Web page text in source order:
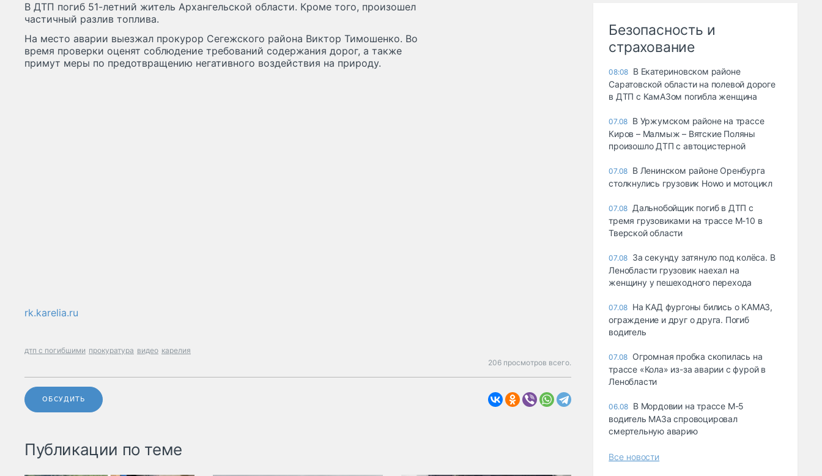
В ДТП погиб 51-летний житель Архангельской области. Кроме того, произошел
частичный разлив топлива.
На место аварии выезжал прокурор Сегежского района Виктор Тимошенко. Во
время проверки оценят соблюдение требований содержания дорог, а также
примут меры по предотвращению негативного воздействия на природу.
rk.karelia.ru
дтп с погибшими прокуратура видео карелия
206 просмотров всего.
ОБСУДИТЬ
Публикации по теме
Безопасность и
страхование
08:08 В Екатериновском районе
Саратовской области на полевой дороге
в ДТП с КамАЗом погибла женщина
07.08 В Уржумском районе на трассе
Киров – Малмыж – Вятские Поляны
произошло ДТП с автоцистерной
07.08 В Ленинском районе Оренбурга
столкнулись грузовик Howo и мотоцикл
07.08 Дальнобойщик погиб в ДТП с
тремя грузовиками на трассе М-10 в
Тверской области
07.08 За секунду затянуло под колёса. В
Ленобласти грузовик наехал на
женщину у пешеходного перехода
07.08 На КАД фургоны бились о КАМАЗ,
ограждение и друг о друга. Погиб
водитель
07.08 Огромная пробка скопилась на
трассе «Кола» из-за аварии с фурой в
Ленобласти
06.08 В Мордовии на трассе М-5
водитель МАЗа спровоцировал
смертельную аварию
Все новости